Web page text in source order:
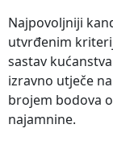
Najpovoljniji
utvrđenim
sastav
izravno utječe
brojem bodova
najamnine.